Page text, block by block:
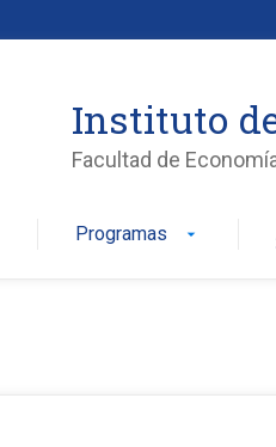
Instituto
Facultad de
Programas arrow_drop_down